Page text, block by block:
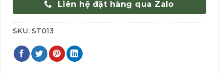
Liên hệ đặt hàng qua Zalo
SKU: ST013